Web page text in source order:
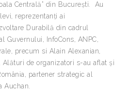
Centrală” din București. Au
reprezentanți ai
Durabilă din cadrul
Guvernului, InfoCons, ANPC,
precum si Alain Alexanian,
Alături de organizatori s-au aflat și
partener strategic al
Auchan.